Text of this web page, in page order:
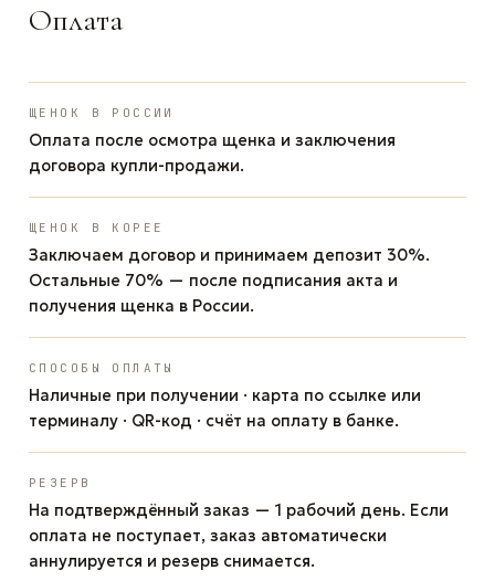
Оплата
ЩЕНОК В РОССИИ
Оплата после осмотра щенка и заключения
договора купли-продажи.
ЩЕНОК В КОРЕЕ
Заключаем договор и принимаем депозит 30%.
Остальные 70% — после подписания акта и
получения щенка в России.
СПОСОБЫ ОПЛАТЫ
Наличные при получении · карта по ссылке или
терминалу · QR-код · счёт на оплату в банке.
РЕЗЕРВ
На подтверждённый заказ — 1 рабочий день. Если
оплата не поступает, заказ автоматически
аннулируется и резерв снимается.